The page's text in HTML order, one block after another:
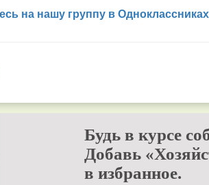
на нашу группу в Одноклассниках
Будь в курсе
Добавь
в избранное.